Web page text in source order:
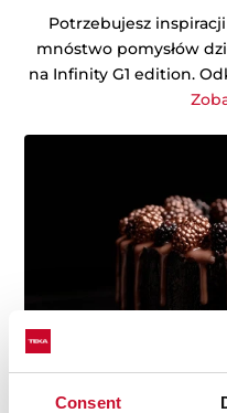
Consent
Potrzebujesz
mnóstwo pomysłów
na Infinity G1 edition.